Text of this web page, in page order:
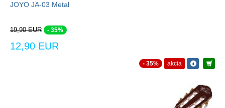
JOYO JA-03 Metal
19,90 EUR - 35%
12,90 EUR
- 35% akcia